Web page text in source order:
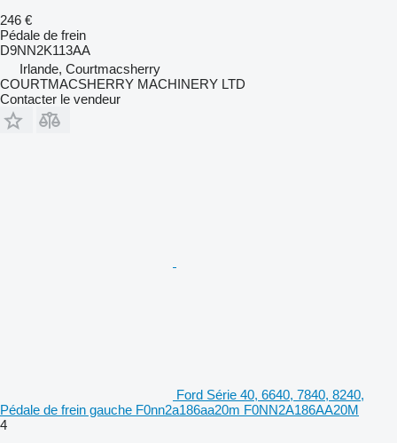
246 €
Pédale de frein
D9NN2K113AA
Irlande, Courtmacsherry
COURTMACSHERRY MACHINERY LTD
Contacter le vendeur
Ford Série 40, 6640, 7840, 8240,
Pédale de frein gauche F0nn2a186aa20m F0NN2A186AA20M
4